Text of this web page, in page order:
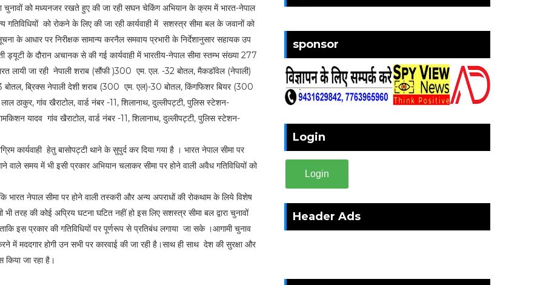
चुनावों को मध्यनजर रखते हुए की जा रही सघन चेकिंग अभियान के क्रम में भारत-नेपाल
को रोकने के लिए की जा रही कार्यवाही में सशस्त्र सीमा बल के जवानों को
के आधार पर निरीक्षक सामान्य करनैल समवाय प्रभारी के निर्देशानुसार सहायक उप
के दौरान अचानक से की गई कार्यवाही में भारतीय-नेपाल सीमा स्तम्भ संख्या 277
जा रही नेपाली शराब (सौंफी )300 एम. एल. -32 बोतल, मैकडॉवेल (नेपाली)
ब्रिक्स नेपाली देशी शराब (300 एम. एल)-30 बोतल, किंगफिशर बियर (300
ठाकुर, गांव खैराटोल, वार्ड नंबर -11, शिलानाथ, दुल्लीपट्टी, पुलिस स्टेशन-
यादव गांव खैराटोल, वार्ड नंबर -11, शिलानाथ, दुल्लीपट्टी, पुलिस स्टेशन-
कार्यवाही हेतु बासोपट्टी थाने के सुपुर्द कर दिया गया है । भारत नेपाल सीमा पर
समय में भी इसी प्रकार अभियान चलाकर सीमा पर होने वाली अवैध गतिविधियों को
नेपाल सीमा पर होने वाली तस्करी और अन्य अपराधों की रोकथाम के लिये विशेष
तरह की कोई अप्रिय घटना घटित नहीं हो‌ इस लिए सशस्त्र सीमा बल द्वारा चुनावों
इस प्रकार की गतिविधियों पर पूर्णरूप से प्रतिबंध लगाया जा सके ।आगामी चुनाव
में मददगार होगी उन सभी पर कारवाई की जा रही है।साथ ही साथ देश की सुरक्षा और
जा रहा है।
sponsor
Login
Login
Header Ads